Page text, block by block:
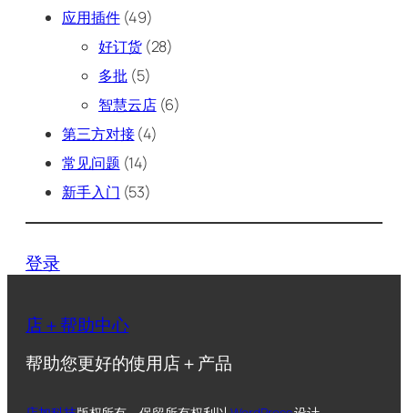
应用插件(49)
好订货(28)
多批(5)
智慧云店(6)
第三方对接(4)
常见问题 (14)
新手入门 (53)
登录
店＋帮助中心
帮助您更好的使用店＋产品